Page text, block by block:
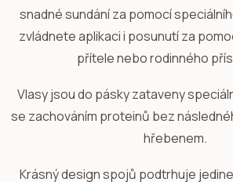
snadné sundání za pomocí
zvládnete aplikaci i posunutí za
přítele nebo rodinného
Vlasy jsou do pásky zataveny
se zachováním proteinů bez
hřebenem.
Krásný design spojů podtrhuje